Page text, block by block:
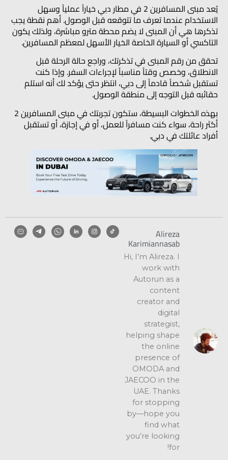
يُعد مبنى المسافرين 2 في مطار دبي خياراً عملياً وسهل
الاستخدام عندما تعرف ما تتوقعه قبل الوصول. أهم نقطة يجب
تذكرها هي أن المبنى لا يضم محطة مترو مباشرة، ولذلك يكون
التاكسي أو السيارة الخاصة الخيار الأسهل لمعظم المسافرين.
تحقق من رقم المبنى في تذكرتك، وراجع حالة الرحلة قبل
الانطلاق، وخصص وقتاً مناسباً لإجراءات السفر. وإذا كنت
تستقبل شخصاً قادماً إلى دبي، انتظر حتى يؤكد لك أنه استلم
حقائبه قبل التوجه إلى منطقة الوصول.
بهذه الخطوات البسيطة، ستكون تجربتك في مبنى المسافرين 2
أكثر راحة، سواء كنت مسافراً للعمل، أو في إجازة، أو تستقبل
أفراد عائلتك في دبي.
Alireza
Karimiannasab
Hi, I’m Alireza. I
work with
Autorun as a
content
creator and
digital
strategist,
helping shape
the online
presence of
OMODA and
JAECOO in the
UAE. Thanks
for stopping
by—hope you
find what
you’re looking
for!